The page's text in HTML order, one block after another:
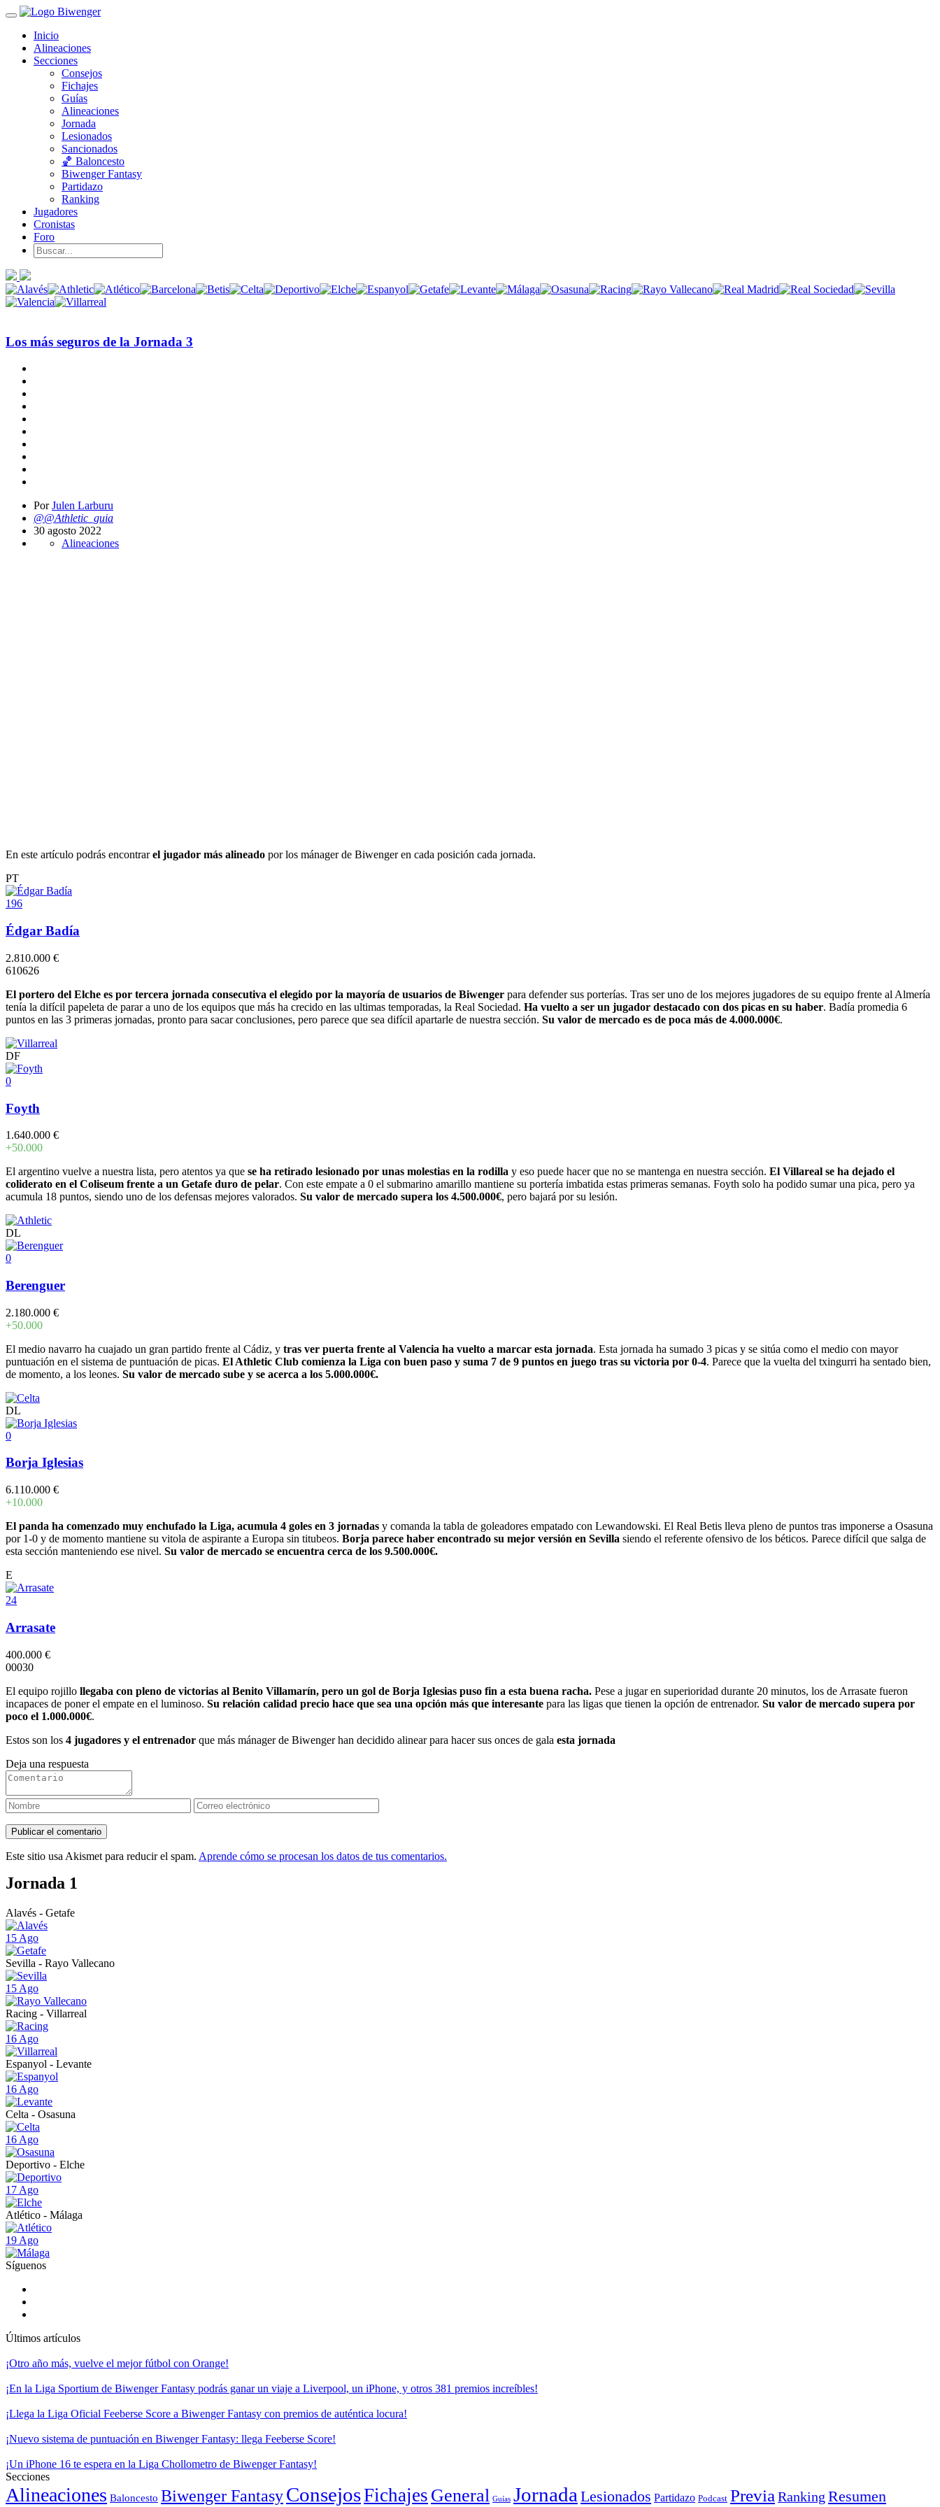
Inicio
Alineaciones
Secciones
Consejos
Fichajes
Guías
Alineaciones
Jornada
Lesionados
Sancionados
🏀 Baloncesto
Biwenger Fantasy
Partidazo
Ranking
Jugadores
Cronistas
Foro
Los más seguros de la Jornada 3
PorJulen Larburu
@@Athletic_guia
30 agosto 2022
Alineaciones
En este artículo podrás encontrarel jugador más alineado por los mánager de Biwenger en cada posición cada jornada.
PT
196
Édgar Badía
2.810.000 €
610626
El portero del Elche es por tercera jornada consecutiva el elegido por la mayoría de usuarios de Biwenger para defender sus porterías. Tras ser uno de los mejores jugadores de su equipo frente al Almería
tenía la difícil papeleta de parar a uno de los equipos que más ha crecido en las ultimas temporadas, la Real Sociedad. Ha vuelto a ser un jugador destacado con dos picas en su haber. Badía promedia 6
puntos en las 3 primeras jornadas, pronto para sacar conclusiones, pero parece que sea difícil apartarle de nuestra sección. Su valor de mercado es de poca más de 4.000.000€.
DF
0
Foyth
1.640.000 €
+50.000
El argentino vuelve a nuestra lista, pero atentos ya que se ha retirado lesionado por unas molestias en la rodilla y eso puede hacer que no se mantenga en nuestra sección. El Villareal se ha dejado el
coliderato en el Coliseum frente a un Getafe duro de pelar. Con este empate a 0 el submarino amarillo mantiene su portería imbatida estas primeras semanas. Foyth solo ha podido sumar una pica, pero ya
acumula 18 puntos, siendo uno de los defensas mejores valorados. Su valor de mercado supera los 4.500.000€, pero bajará por su lesión.
DL
0
Berenguer
2.180.000 €
+50.000
El medio navarro ha cuajado un gran partido frente al Cádiz, y tras ver puerta frente al Valencia ha vuelto a marcar esta jornada. Esta jornada ha sumado 3 picas y se sitúa como el medio con mayor
puntuación en el sistema de puntuación de picas. El Athletic Club comienza la Liga con buen paso y suma 7 de 9 puntos en juego tras su victoria por 0-4. Parece que la vuelta del txingurri ha sentado bien,
de momento, a los leones. Su valor de mercado sube y se acerca a los 5.000.000€.
DL
0
Borja Iglesias
6.110.000 €
+10.000
El panda ha comenzado muy enchufado la Liga, acumula 4 goles en 3 jornadas y comanda la tabla de goleadores empatado con Lewandowski. El Real Betis lleva pleno de puntos tras imponerse a Osasuna
por 1-0 y de momento mantiene su vitola de aspirante a Europa sin titubeos. Borja parece haber encontrado su mejor versión en Sevilla siendo el referente ofensivo de los béticos. Parece difícil que salga de
esta sección manteniendo ese nivel. Su valor de mercado se encuentra cerca de los 9.500.000€.
E
24
Arrasate
400.000 €
00030
El equipo rojillo llegaba con pleno de victorias al Benito Villamarín, pero un gol de Borja Iglesias puso fin a esta buena racha. Pese a jugar en superioridad durante 20 minutos, los de Arrasate fueron
incapaces de poner el empate en el luminoso. Su relación calidad precio hace que sea una opción más que interesante para las ligas que tienen la opción de entrenador. Su valor de mercado supera por
poco el 1.000.000€.
Estos son los 4 jugadores y el entrenador que más mánager de Biwenger han decidido alinear para hacer sus onces de gala esta jornada
Deja una respuesta
Este sitio usa Akismet para reducir el spam. Aprende cómo se procesan los datos de tus comentarios.
Jornada 1
Alavés - Getafe
15 Ago
Sevilla - Rayo Vallecano
15 Ago
Racing - Villarreal
16 Ago
Espanyol - Levante
16 Ago
Celta - Osasuna
16 Ago
Deportivo - Elche
17 Ago
Atlético - Málaga
19 Ago
Síguenos
Últimos artículos
¡Otro año más, vuelve el mejor fútbol con Orange!
¡En la Liga Sportium de Biwenger Fantasy podrás ganar un viaje a Liverpool, un iPhone, y otros 381 premios increíbles!
¡Llega la Liga Oficial Feeberse Score a Biwenger Fantasy con premios de auténtica locura!
¡Nuevo sistema de puntuación en Biwenger Fantasy: llega Feeberse Score!
¡Un iPhone 16 te espera en la Liga Chollometro de Biwenger Fantasy!
Secciones
Alineaciones Baloncesto Biwenger FantasyConsejosFichajes General Guías Jornada Lesionados Partidazo Podcast Previa Ranking Resumen